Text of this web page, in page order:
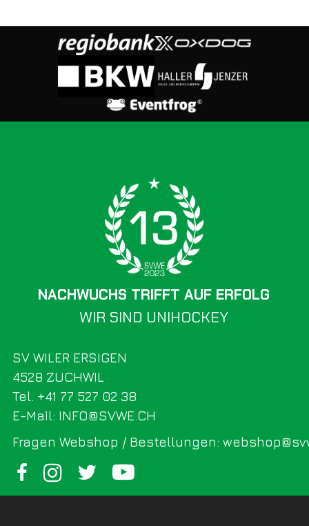
SV WILER ERSIGEN
Fragen Webshop / Bestellungen:
4528 ZUCHWIL
Tel. +41 77 527 02 38
E-Mail: INFO@SVWE.CH
WIR SIND UNIHOCKEY
NACHWUCHS TRIFFT AUF ERFOLG